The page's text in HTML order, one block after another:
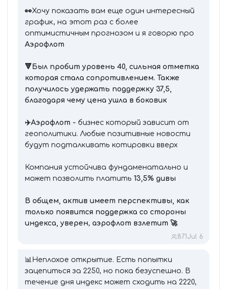
👀Хочу показать вам еще один интересный
график, на этот раз с более
оптимистичным прогнозом и я говорю про
Аэрофлот
🔻Был пробит уровень 40, сильная отметка
которая стала сопротивлением. Также
получилось удержать поддержку 37,5,
благодаря чему цена ушла в боковик
✈️Аэрофлот - бизнес который зависит от
геополитики. Любые позитивные новости
будут подталкивать котировки вверх
Компания устойчива фундаменатально и
может позволить платить 13,5% дивы
В общем, актив имеет перспективы, как
только появится поддержка со стороны
индекса, уверен, аэрофлот взлетит 🚀
871 Jul 6
📊Неплохое открытие. Есть попытки
зацепиться за 2250, но пока безуспешно. В
течение дня индекс может сходить на 2220,